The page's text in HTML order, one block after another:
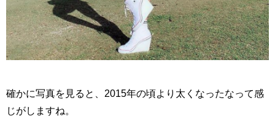
確かに写真を見ると、2015年の頃より太くなったなって感
じがしますね。